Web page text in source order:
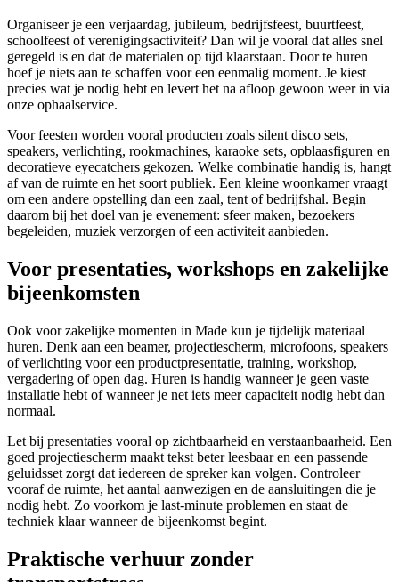
Organiseer je een verjaardag, jubileum, bedrijfsfeest, buurtfeest,
schoolfeest of verenigingsactiviteit? Dan wil je vooral dat alles snel
geregeld is en dat de materialen op tijd klaarstaan. Door te huren
hoef je niets aan te schaffen voor een eenmalig moment. Je kiest
precies wat je nodig hebt en levert het na afloop gewoon weer in via
onze ophaalservice.
Voor feesten worden vooral producten zoals silent disco sets,
speakers, verlichting, rookmachines, karaoke sets, opblaasfiguren en
decoratieve eyecatchers gekozen. Welke combinatie handig is, hangt
af van de ruimte en het soort publiek. Een kleine woonkamer vraagt
om een andere opstelling dan een zaal, tent of bedrijfshal. Begin
daarom bij het doel van je evenement: sfeer maken, bezoekers
begeleiden, muziek verzorgen of een activiteit aanbieden.
Voor presentaties, workshops en zakelijke
bijeenkomsten
Ook voor zakelijke momenten in Made kun je tijdelijk materiaal
huren. Denk aan een beamer, projectiescherm, microfoons, speakers
of verlichting voor een productpresentatie, training, workshop,
vergadering of open dag. Huren is handig wanneer je geen vaste
installatie hebt of wanneer je net iets meer capaciteit nodig hebt dan
normaal.
Let bij presentaties vooral op zichtbaarheid en verstaanbaarheid. Een
goed projectiescherm maakt tekst beter leesbaar en een passende
geluidsset zorgt dat iedereen de spreker kan volgen. Controleer
vooraf de ruimte, het aantal aanwezigen en de aansluitingen die je
nodig hebt. Zo voorkom je last-minute problemen en staat de
techniek klaar wanneer de bijeenkomst begint.
Praktische verhuur zonder